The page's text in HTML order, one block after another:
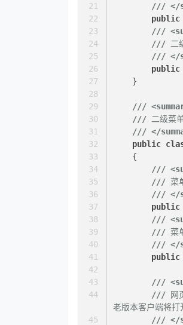
/// </
public
///
/// 二
/// </
public
    }
///
/// 二级菜
/// </
public
    {
///
/// 菜
/// </
public
///
/// 菜
/// </
public
///
/// 网
老版本客户端将打
/// </